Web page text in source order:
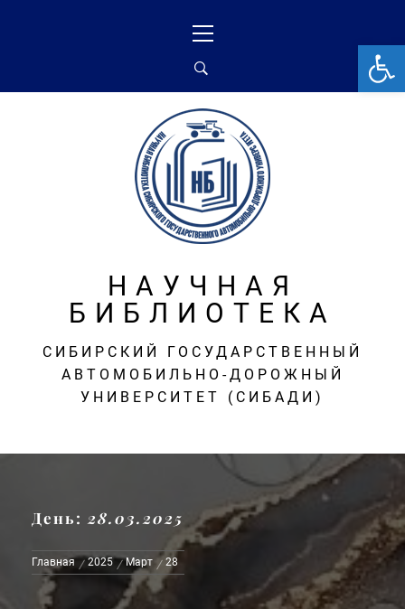
меню
НАУЧНАЯ
БИБЛИОТЕКА
СИБИРСКИЙ ГОСУДАРСТВЕННЫЙ
АВТОМОБИЛЬНО-ДОРОЖНЫЙ
УНИВЕРСИТЕТ (СИБАДИ)
День: 28.03.2025
Главная 2025 Март 28